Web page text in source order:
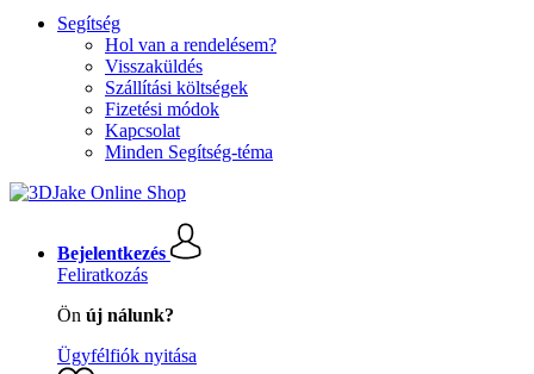
Segítség
Hol van a rendelésem?
Visszaküldés
Szállítási költségek
Fizetési módok
Kapcsolat
Minden Segítség-téma
Bejelentkezés
Feliratkozás
Ön új nálunk?
Ügyfélfiók nyitása